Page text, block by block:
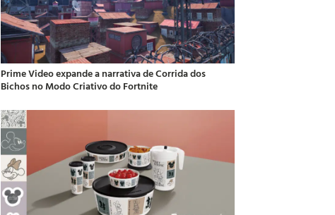
Prime Video expande a narrativa de Corrida dos
Bichos no Modo Criativo do Fortnite